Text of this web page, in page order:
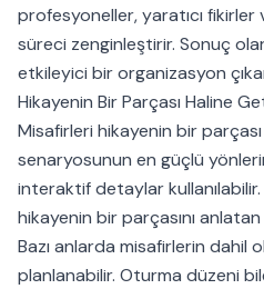
profesyoneller, yaratıcı
süreci zenginleştirir. Sonuç
etkileyici bir organizasyon
Hikayenin Bir Parçası Haline
Misafirleri hikayenin bir
senaryosunun en güçlü
interaktif detaylar
hikayenin bir parçasını
Bazı anlarda misafirlerin dahil
planlanabilir. Oturma düzeni